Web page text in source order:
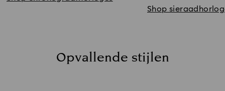
Shop
Opvallende stijlen